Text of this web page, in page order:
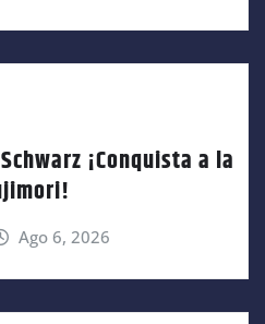
¡Conquista a la
Ago 6, 2026